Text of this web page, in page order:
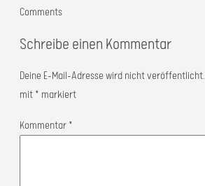
Comments
Schreibe einen Kommentar
Deine E-Mail-Adresse wird nicht veröffentlicht.
mit * markiert
Kommentar *